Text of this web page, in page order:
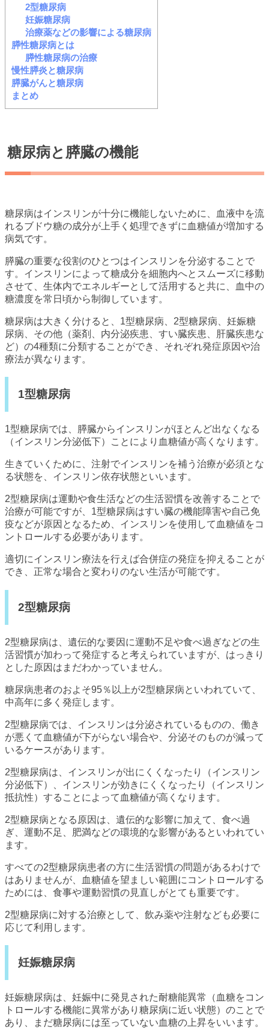
2型糖尿病
妊娠糖尿病
治療薬などの影響による糖尿病
膵性糖尿病とは
膵性糖尿病の治療
慢性膵炎と糖尿病
膵臓がんと糖尿病
まとめ
糖尿病と膵臓の機能
糖尿病はインスリンが十分に機能しないために、血液中を流
れるブドウ糖の成分が上手く処理できずに血糖値が増加する
病気です。
膵臓の重要な役割のひとつはインスリンを分泌することで
す。インスリンによって糖成分を細胞内へとスムーズに移動
させて、生体内でエネルギーとして活用すると共に、血中の
糖濃度を常日頃から制御しています。
糖尿病は大きく分けると、1型糖尿病、2型糖尿病、妊娠糖
尿病、その他（薬剤、内分泌疾患、すい臓疾患、肝臓疾患な
ど）の4種類に分類することができ、それぞれ発症原因や治
療法が異なります。
1型糖尿病
1型糖尿病では、膵臓からインスリンがほとんど出なくなる
（インスリン分泌低下）ことにより血糖値が高くなります。
生きていくために、注射でインスリンを補う治療が必須とな
る状態を、インスリン依存状態といいます。
2型糖尿病は運動や食生活などの生活習慣を改善することで
治療が可能ですが、1型糖尿病はすい臓の機能障害や自己免
疫などが原因となるため、インスリンを使用して血糖値をコ
ントロールする必要があります。
適切にインスリン療法を行えば合併症の発症を抑えることが
でき、正常な場合と変わりのない生活が可能です。
2型糖尿病
2型糖尿病は、遺伝的な要因に運動不足や食べ過ぎなどの生
活習慣が加わって発症すると考えられていますが、はっきり
とした原因はまだわかっていません。
糖尿病患者のおよそ95％以上が2型糖尿病といわれていて、
中高年に多く発症します。
2型糖尿病では、インスリンは分泌されているものの、働き
が悪くて血糖値が下がらない場合や、分泌そのものが減って
いるケースがあります。
2型糖尿病は、インスリンが出にくくなったり（インスリン
分泌低下）、インスリンが効きにくくなったり（インスリン
抵抗性）することによって血糖値が高くなります。
2型糖尿病となる原因は、遺伝的な影響に加えて、食べ過
ぎ、運動不足、肥満などの環境的な影響があるといわれてい
ます。
すべての2型糖尿病患者の方に生活習慣の問題があるわけで
はありませんが、血糖値を望ましい範囲にコントロールする
ためには、食事や運動習慣の見直しがとても重要です。
2型糖尿病に対する治療として、飲み薬や注射なども必要に
応じて利用します。
妊娠糖尿病
妊娠糖尿病は、妊娠中に発見された耐糖能異常（血糖をコン
トロールする機能に異常があり糖尿病に近い状態）のことで
あり、まだ糖尿病には至っていない血糖の上昇をいいます。